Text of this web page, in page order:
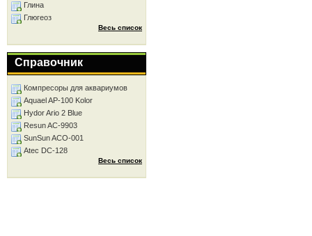
Глина
Глюгеоз
Весь список
Справочник
Компресоры для аквариумов
Aquael AP-100 Kolor
Hydor Ario 2 Blue
Resun AC-9903
SunSun ACO-001
Atec DC-128
Весь список